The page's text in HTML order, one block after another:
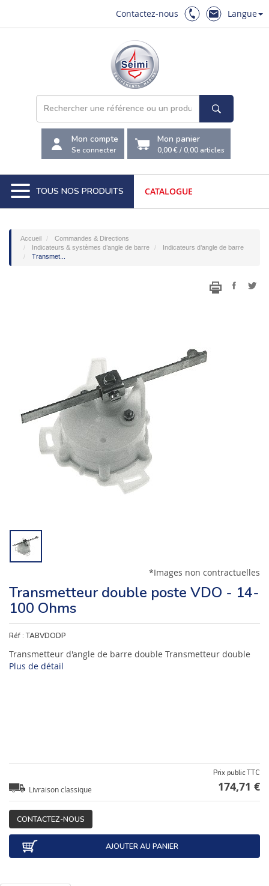
Contactez-nous Langue
Mon compte
Se connecter
Mon panier
0,00 €/0,00 articles
TOUS NOS PRODUITS CATALOGUE
Accueil
Commandes & Directions
Indicateurs & systèmes d’angle de barre
Indicateurs d’angle de barre
Transmet...
*Images non contractuelles
Transmetteur double poste VDO - 14-
100 Ohms
Réf :TABVDODP
Transmetteur d'angle de barre double Transmetteur double
Plus de détail
Livraison classique
Prix public TTC
174,71 €
CONTACTEZ-NOUS
AJOUTER AU PANIER